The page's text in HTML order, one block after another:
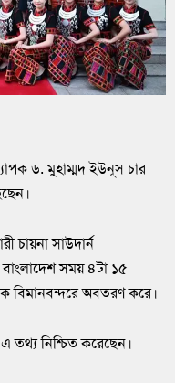
ড. মুহাম্মদ ইউনূস চার
চায়না সাউদার্ন
সময় ৪টা ১৫
বিমানবন্দরে অবতরণ করে।
তথ্য নিশ্চিত করেছেন।